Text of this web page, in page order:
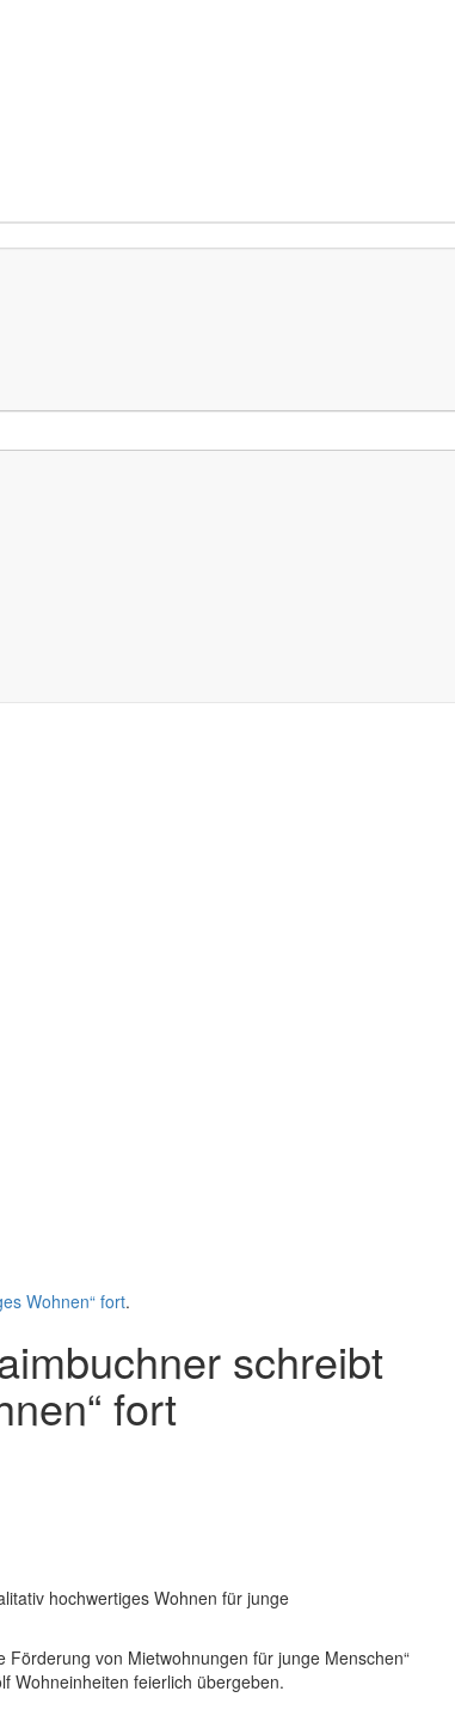
Wohnen“ fort.
schreibt
fort
hochwertiges Wohnen für junge
Förderung von Mietwohnungen für junge Menschen“
Wohneinheiten feierlich übergeben.